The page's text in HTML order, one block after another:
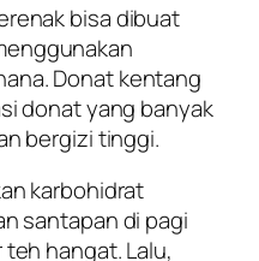
bisa dibuat
Donat kentang
donat yang banyak
bergizi tinggi.
karbohidrat
santapan di pagi
hangat. Lalu,